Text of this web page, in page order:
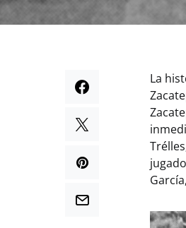
La